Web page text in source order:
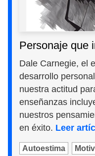
Personaje que
Dale Carnegie, el
desarrollo
nuestra actitud
enseñanzas
nuestros
en éxito. Leer
Autoestima